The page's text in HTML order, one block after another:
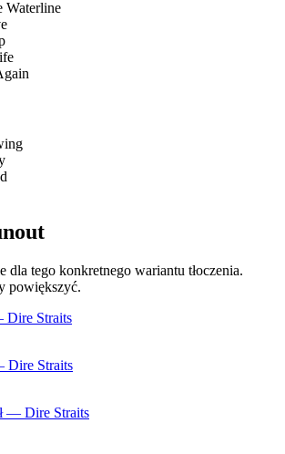
Waterline
dla tego konkretnego wariantu tłoczenia.
powiększyć.